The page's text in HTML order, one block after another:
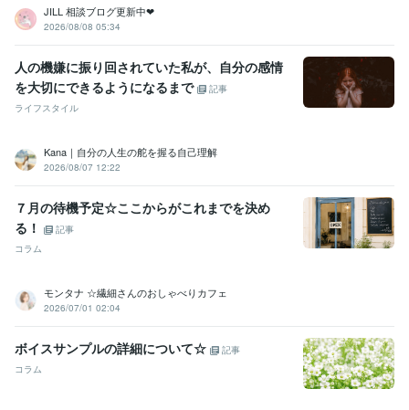
JILL 相談ブログ更新中❤︎
2026/08/08 05:34
人の機嫌に振り回されていた私が、自分の感情
を大切にできるようになるまで
記事
ライフスタイル
Kana｜自分の人生の舵を握る自己理解
2026/08/07 12:22
７月の待機予定☆ここからがこれまでを決め
る！
記事
コラム
モンタナ ☆繊細さんのおしゃべりカフェ
2026/07/01 02:04
ボイスサンプルの詳細について☆
記事
コラム